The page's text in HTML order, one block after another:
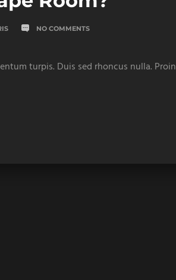
NO COMMENTS
turpis. Duis sed rhoncus nulla. Proin